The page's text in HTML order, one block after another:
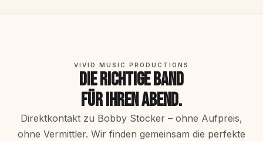
VIVID MUSIC PRODUCTIONS
Die richtige Band
für Ihren Abend.
Direktkontakt zu Bobby Stöcker – ohne Aufpreis,
ohne Vermittler. Wir finden gemeinsam die perfekte